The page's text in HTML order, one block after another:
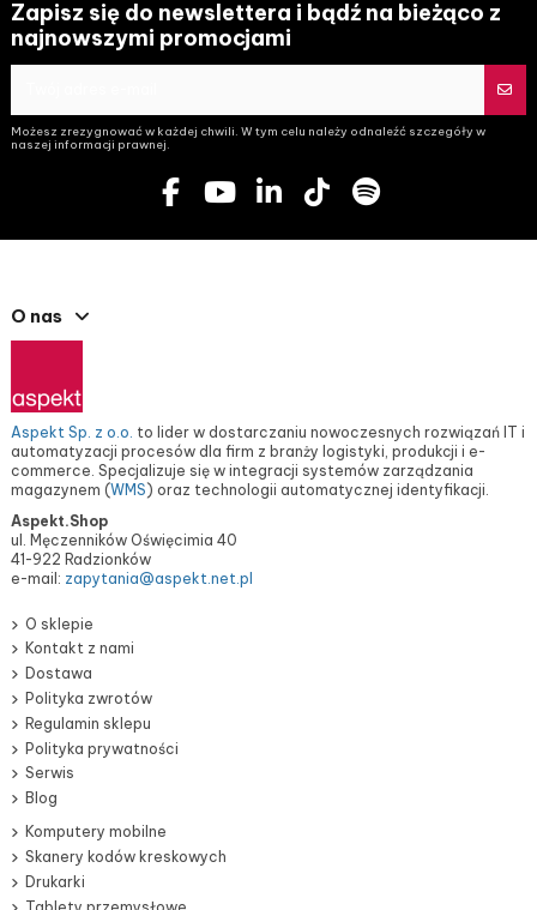
Zapisz się do newslettera i bądź na bieżąco z
najnowszymi promocjami
Możesz zrezygnować w każdej chwili. W tym celu należy odnaleźć szczegóły w
naszej informacji prawnej.
O nas
Aspekt Sp. z o.o. to lider w dostarczaniu nowoczesnych rozwiązań IT i
automatyzacji procesów dla firm z branży logistyki, produkcji i e-
commerce. Specjalizuje się w integracji systemów zarządzania
magazynem (WMS) oraz technologii automatycznej identyfikacji.
Aspekt.Shop
ul. Męczenników Oświęcimia 40
41-922 Radzionków
e-mail: zapytania@aspekt.net.pl
O sklepie
Kontakt z nami
Dostawa
Polityka zwrotów
Regulamin sklepu
Polityka prywatności
Serwis
Blog
Komputery mobilne
Skanery kodów kreskowych
Drukarki